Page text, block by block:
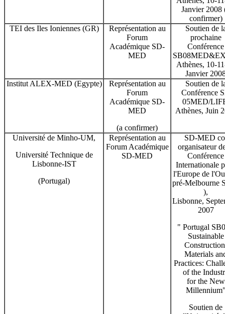
Janvier 2008
confirmer)
TEI des Iles Ioniennes (GR)
Représentation au
Forum
Académique SD-
MED
Soutien de
prochaine
Conférence
Athènes, 10-
Janvier
Institut ALEX-MED (Egypte)
Représentation au
Forum
Académique SD-
MED
(a confirmer)
Soutien de
Conférence
05MED/
Athènes, Juin
Université de Minho-UM,
Université Technique de
Lisbonne-IST
(Portugal)
Représentation au
Forum Académique
SD-MED
SD-MED
organisateur
Conférence
Internationale
l'Europe de
pré-Melbourne
),
Lisbonne,
2007
" Portugal
Sustainable
Materials
Practices:
of the
for the New
Soutien de